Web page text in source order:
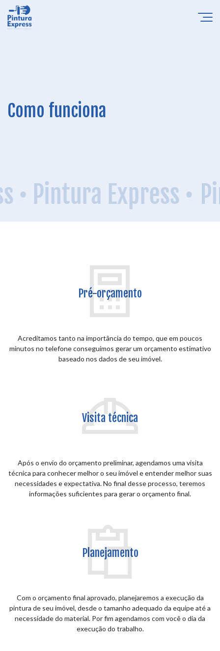
Como funciona
•Pintura Express •
Pré-orçamento
Acreditamos tanto na importância do tempo, que em poucos
minutos no telefone conseguimos gerar um orçamento estimativo
baseado nos dados de seu imóvel.
Visita técnica
Após o envio do orçamento preliminar, agendamos uma visita
técnica para conhecer melhor o seu imóvel e entender melhor suas
necessidades e expectativa. No final desse processo, teremos
informações suficientes para gerar o orçamento final.
Planejamento
Com o orçamento final aprovado, planejaremos a execução da
pintura de seu imóvel, desde o tamanho adequado da equipe até a
necessidade do material. Por fim agendamos com você o dia da
execução do trabalho.